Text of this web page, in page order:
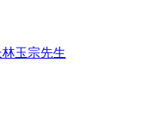
玉宗先生